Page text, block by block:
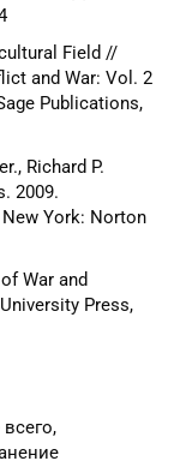
ЮНИТИ-ДАНА,
Field //
and War: Vol. 2
Publications,
Richard P.
2009.
York: Norton
War and